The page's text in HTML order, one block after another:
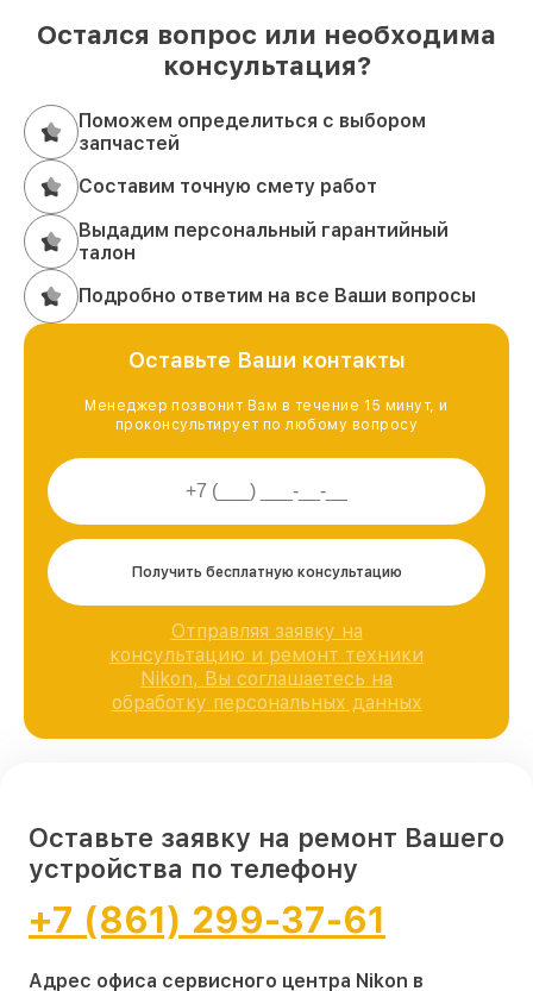
Остался вопрос или необходима
консультация?
Поможем определиться с выбором
запчастей
Составим точную смету работ
Выдадим персональный гарантийный
талон
Подробно ответим на все Ваши вопросы
Оставьте Ваши контакты
Менеджер позвонит Вам в течение 15 минут, и
проконсультирует по любому вопросу
Получить бесплатную консультацию
Отправляя заявку на
консультацию и ремонт техники
Nikon, Вы соглашаетесь на
обработку персональных данных
Оставьте заявку на ремонт Вашего
устройства по телефону
+7 (861) 299-37-61
Адрес офиса сервисного центра Nikon в